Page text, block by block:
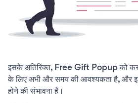
इसके अतिरिक्त, Free Gift Popup को
के लिए अभी और समय की आवश्यकता है, और
होने की संभावना है।